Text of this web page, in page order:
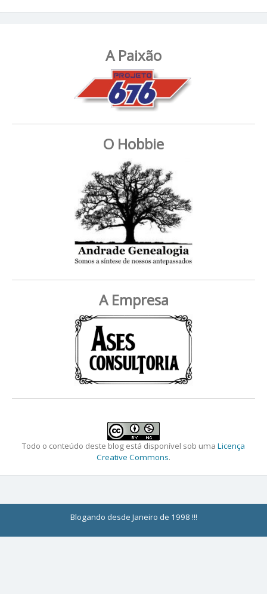
A Paixão
O Hobbie
A Empresa
Todo o conteúdo deste blog está disponível sob uma Licença
Creative Commons.
Blogando desde Janeiro de 1998 !!!